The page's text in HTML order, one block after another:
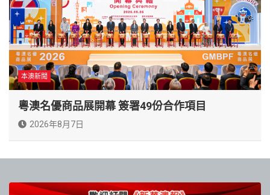
本澳新聞
粵澳名優商品展開幕 簽署49份合作項目
2026年8月7日